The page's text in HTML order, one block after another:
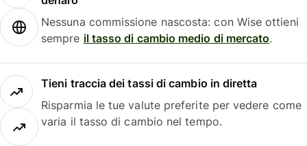
Nessuna commissione nascosta: con Wise ottieni
sempre il tasso di cambio medio di mercato.
Tieni traccia dei tassi di cambio in diretta
Risparmia le tue valute preferite per vedere come
varia il tasso di cambio nel tempo.